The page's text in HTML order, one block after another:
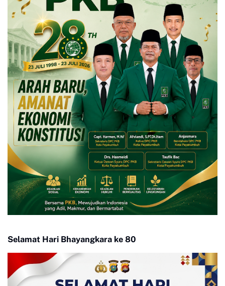
Selamat Hari Bhayangkara ke 80